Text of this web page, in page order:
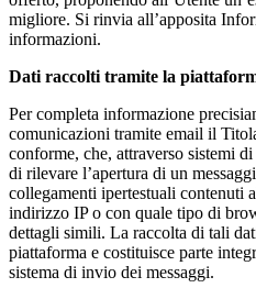
migliore. Si rinvia all’apposita
informazioni.
Dati raccolti tramite la
Per completa informazione
comunicazioni tramite email il
conforme, che, attraverso sistemi
di rilevare l’apertura di un
collegamenti ipertestuali contenuti
indirizzo IP o con quale tipo di
dettagli simili. La raccolta di tali
piattaforma e costituisce parte
sistema di invio dei messaggi.